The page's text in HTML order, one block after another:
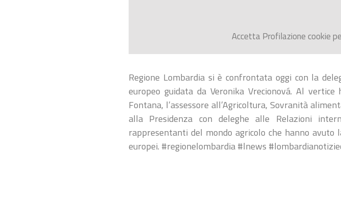
AccettaProfilazionecookie
Regione Lombardia si è confrontata oggi con la
europeo guidata da Veronika Vrecionová. Al
Fontana, l’assessore all’Agricoltura, Sovranità
alla Presidenza con deleghe alle Relazioni
rappresentanti del mondo agricolo che hanno
europei. #regionelombardia #lnews